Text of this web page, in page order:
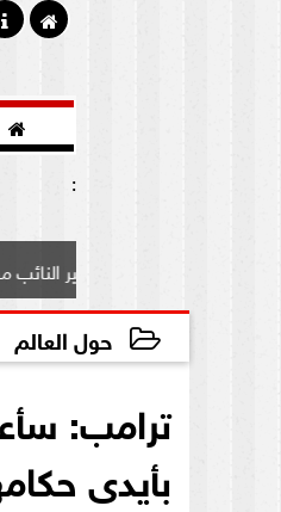

:
علي مصير النائب مصطفي سالمان
حول العالم
ترامب:
بأيدى